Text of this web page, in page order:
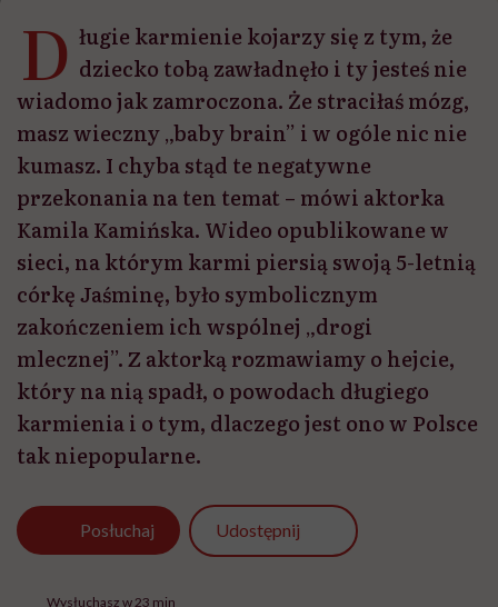
D ługie karmienie kojarzy się z tym, że
dziecko tobą zawładnęło i ty jesteś nie
wiadomo jak zamroczona. Że straciłaś mózg,
masz wieczny „baby brain” i w ogóle nic nie
kumasz. I chyba stąd te negatywne
przekonania na ten temat – mówi aktorka
Kamila Kamińska. Wideo opublikowane w
sieci, na którym karmi piersią swoją 5-letnią
córkę Jaśminę, było symbolicznym
zakończeniem ich wspólnej „drogi
mlecznej”. Z aktorką rozmawiamy o hejcie,
który na nią spadł, o powodach długiego
karmienia i o tym, dlaczego jest ono w Polsce
tak niepopularne.
Posłuchaj Udostępnij
Wysłuchasz w 23 min